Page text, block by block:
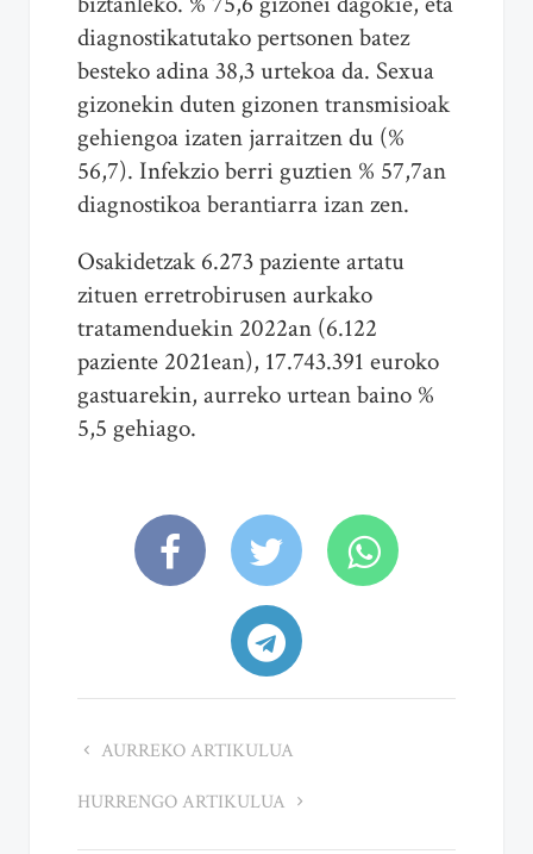
diagnostikatutako pertsonen batez
besteko adina 38,3 urtekoa da. Sexua
gizonekin duten gizonen transmisioak
gehiengoa izaten jarraitzen du (%
56,7). Infekzio berri guztien % 57,7an
diagnostikoa berantiarra izan zen.
Osakidetzak 6.273 paziente artatu
zituen erretrobirusen aurkako
tratamenduekin 2022an (6.122
paziente 2021ean), 17.743.391 euroko
gastuarekin, aurreko urtean baino %
5,5 gehiago.
AURREKO ARTIKULUA
HURRENGO ARTIKULUA